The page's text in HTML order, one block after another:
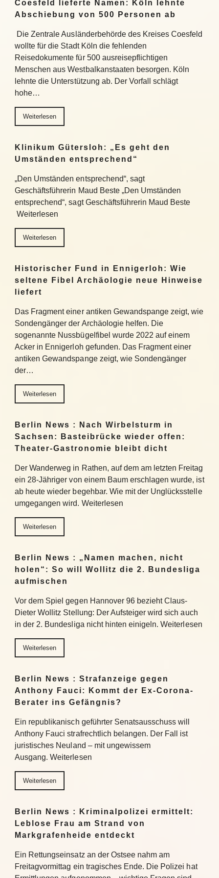
Coesfeld lieferte Namen: Köln lehnte
Abschiebung von 500 Personen ab
Die Zentrale Ausländerbehörde des Kreises Coesfeld
wollte für die Stadt Köln die fehlenden
Reisedokumente für 500 ausreisepflichtigen
Menschen aus Westbalkanstaaten besorgen. Köln
lehnte die Unterstützung ab. Der Vorfall schlägt
hohe…
Weiterlesen
Klinikum Gütersloh: „Es geht den
Umständen entsprechend“
„Den Umständen entsprechend“, sagt
Geschäftsführerin Maud Beste „Den Umständen
entsprechend“, sagt Geschäftsführerin Maud Beste
Weiterlesen
Weiterlesen
Historischer Fund in Ennigerloh: Wie
seltene Fibel Archäologie neue Hinweise
liefert
Das Fragment einer antiken Gewandspange zeigt, wie
Sondengänger der Archäologie helfen. Die
sogenannte Nussbügelfibel wurde 2022 auf einem
Acker in Ennigerloh gefunden. Das Fragment einer
antiken Gewandspange zeigt, wie Sondengänger
der…
Weiterlesen
Berlin News : Nach Wirbelsturm in
Sachsen: Basteibrücke wieder offen:
Theater-Gastronomie bleibt dicht
Der Wanderweg in Rathen, auf dem am letzten Freitag
ein 28-Jähriger von einem Baum erschlagen wurde, ist
ab heute wieder begehbar. Wie mit der Unglücksstelle
umgegangen wird. Weiterlesen
Weiterlesen
Berlin News : „Namen machen, nicht
holen“: So will Wollitz die 2. Bundesliga
aufmischen
Vor dem Spiel gegen Hannover 96 bezieht Claus-
Dieter Wollitz Stellung: Der Aufsteiger wird sich auch
in der 2. Bundesliga nicht hinten einigeln. Weiterlesen
Weiterlesen
Berlin News : Strafanzeige gegen
Anthony Fauci: Kommt der Ex-Corona-
Berater ins Gefängnis?
Ein republikanisch geführter Senatsausschuss will
Anthony Fauci strafrechtlich belangen. Der Fall ist
juristisches Neuland – mit ungewissem
Ausgang. Weiterlesen
Weiterlesen
Berlin News : Kriminalpolizei ermittelt:
Leblose Frau am Strand von
Markgrafenheide entdeckt
Ein Rettungseinsatz an der Ostsee nahm am
Freitagvormittag ein tragisches Ende. Die Polizei hat